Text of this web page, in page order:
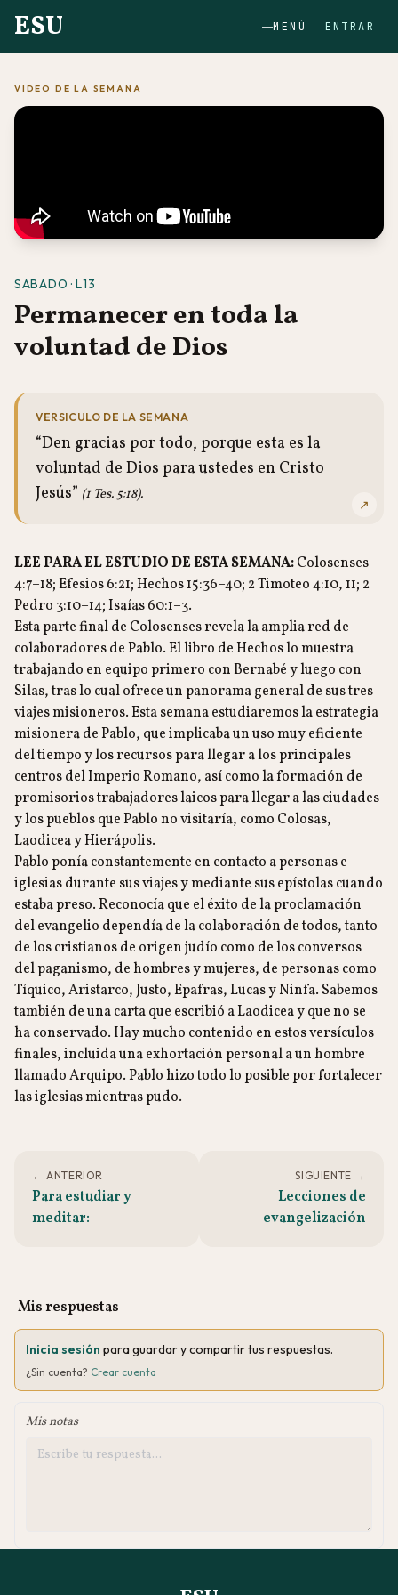
ESU MENÚ ENTRAR
VIDEO DE LA SEMANA
SABADO · L13
Permanecer en toda la
voluntad de Dios
VERSICULO DE LA SEMANA
“Den gracias por todo, porque esta es la
voluntad de Dios para ustedes en Cristo
Jesús” (1 Tes. 5:18).
↗
LEE PARA EL ESTUDIO DE ESTA SEMANA:Colosenses
4:7–18; Efesios 6:21; Hechos 15:36–40; 2 Timoteo 4:10, 11; 2
Pedro 3:10–14; Isaías 60:1–3.
Esta parte final de Colosenses revela la amplia red de
colaboradores de Pablo. El libro de Hechos lo muestra
trabajando en equipo primero con Bernabé y luego con
Silas, tras lo cual ofrece un panorama general de sus tres
viajes misioneros. Esta semana estudiaremos la estrategia
misionera de Pablo, que implicaba un uso muy eficiente
del tiempo y los recursos para llegar a los principales
centros del Imperio Romano, así como la formación de
promisorios trabajadores laicos para llegar a las ciudades
y los pueblos que Pablo no visitaría, como Colosas,
Laodicea y Hierápolis.
Pablo ponía constantemente en contacto a personas e
iglesias durante sus viajes y mediante sus epístolas cuando
estaba preso. Reconocía que el éxito de la proclamación
del evangelio dependía de la colaboración de todos, tanto
de los cristianos de origen judío como de los conversos
del paganismo, de hombres y mujeres, de personas como
Tíquico, Aristarco, Justo, Epafras, Lucas y Ninfa. Sabemos
también de una carta que escribió a Laodicea y que no se
ha conservado. Hay mucho contenido en estos versículos
finales, incluida una exhortación personal a un hombre
llamado Arquipo. Pablo hizo todo lo posible por fortalecer
las iglesias mientras pudo.
← ANTERIOR
Para estudiar y
meditar:
SIGUIENTE →
Lecciones de
evangelización
Mis respuestas
Inicia sesión para guardar y compartir tus respuestas.
¿Sin cuenta? Crear cuenta
Mis notas